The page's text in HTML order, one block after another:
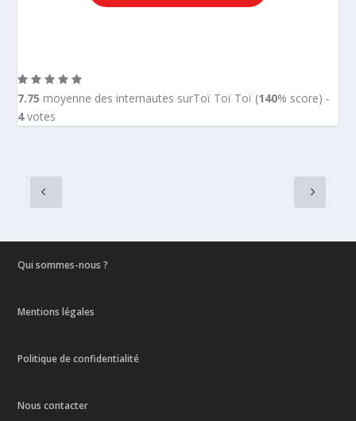
7.75 moyenne des internautes surToï Toï Toï (140% score) -
4votes
Qui sommes-nous ?
Mentions légales
Politique de confidentialité
Nous contacter